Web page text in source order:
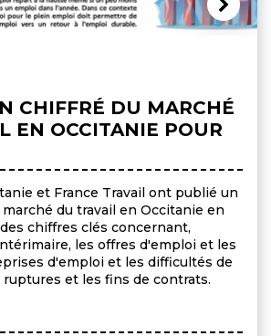
CHIFFRÉ DU MARCHÉ
EN OCCITANIE POUR
et France Travail ont publié un
du travail en Occitanie en
chiffres clés concernant,
les offres d'emploi et les
d'emploi et les difficultés de
et les fins de contrats.